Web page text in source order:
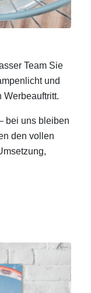
Team Sie
und
Werbeauftritt.
bei uns bleiben
den vollen